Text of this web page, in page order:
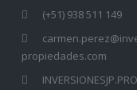
(+51) 938 511 149
propiedades.com